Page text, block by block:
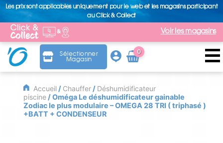
Les prix sont applicables uniquement pour le web et les magasins participant
au Click & Collect
Voir les magasins
Sélectionner
Magasin
0
Arti
cle
Accueil/ Chauffer/ Déshumidificateur
piscine/ Oméga Le déshumidificateur gainable
Zodiac le plus modulaire – OMEGA 28 TRI ( triphasé )
+BATT + CONDENSEUR